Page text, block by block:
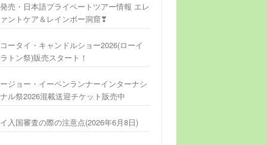
売・日本語プライベートツアー情報 エレ
ントケア＆レインボー洞窟❣
ータイ・キャンドルショー2026(ローイ
トン祭)販売スタート！
ジョー・イーペンランナーインターナシ
ル祭2026混載送迎チケット販売中
入国審査の際の注意点(2026年6月8日)